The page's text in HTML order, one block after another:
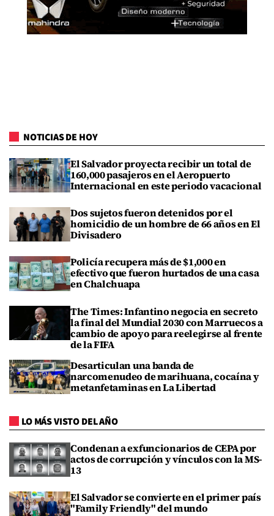
NOTICIAS DE HOY
El Salvador proyecta recibir un total de
160,000 pasajeros en el Aeropuerto
Internacional en este periodo vacacional
Dos sujetos fueron detenidos por el
homicidio de un hombre de 66 años en El
Divisadero
Policía recupera más de $1,000 en
efectivo que fueron hurtados de una casa
en Chalchuapa
The Times: Infantino negocia en secreto
la final del Mundial 2030 con Marruecos a
cambio de apoyo para reelegirse al frente
de la FIFA
Desarticulan una banda de
narcomenudeo de marihuana, cocaína y
metanfetaminas en La Libertad
LO MÁS VISTO DEL AÑO
Condenan a exfuncionarios de CEPA por
actos de corrupción y vínculos con la MS-
13
El Salvador se convierte en el primer país
"Family Friendly" del mundo